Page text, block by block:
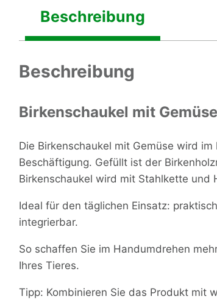
cm
Menge
Beschreibung
Beschreibung
Birkenschaukel mit
Die Birkenschaukel mit Gemüse wird
Beschäftigung. Gefüllt ist der
Birkenschaukel wird mit Stahlkette und
Ideal für den täglichen Einsatz:
integrierbar.
So schaffen Sie im Handumdrehen
Ihres Tieres.
Tipp: Kombinieren Sie das Produkt mit